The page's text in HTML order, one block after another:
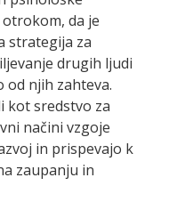
da je
strategija za
drugih ljudi
od njih zahteva.
kot sredstvo za
načini vzgoje
in prispevajo k
zaupanju in